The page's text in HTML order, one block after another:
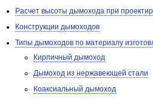
Расчет высоты дымохода при
Конструкции дымоходов
Типы дымоходов по материалу
Кирпичный дымоход
Дымоход из нержавеющей стали
Коаксиальный дымоход